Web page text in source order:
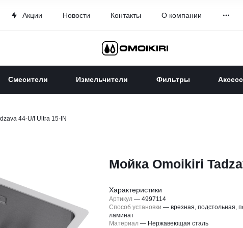
Акции Новости Контакты О компании
Смесители Измельчители Фильтры
44-U/I Ultra 15-IN
Мойка Omoikiri
Характеристики
Артикул —4997114
Способ установки —врезная, подстольная,
ламинат
Материал — Нержавеющая сталь